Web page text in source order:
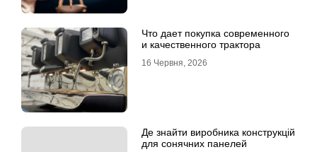
Что дает покупка современного
и качественного трактора
16 Червня, 2026
Де знайти виробника конструкцій
для сонячних панелей